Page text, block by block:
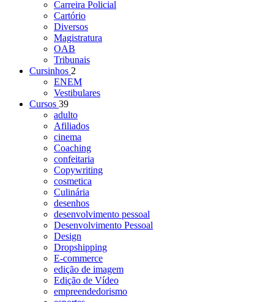
Carreira Policial
Cartório
Diversos
Magistratura
OAB
Tribunais
Cursinhos 2
ENEM
Vestibulares
Cursos 39
adulto
Afiliados
cinema
Coaching
confeitaria
Copywriting
cosmetica
Culinária
desenhos
desenvolvimento pessoal
Desenvolvimento Pessoal
Design
Dropshipping
E-commerce
edição de imagem
Edição de Vídeo
empreendedorismo